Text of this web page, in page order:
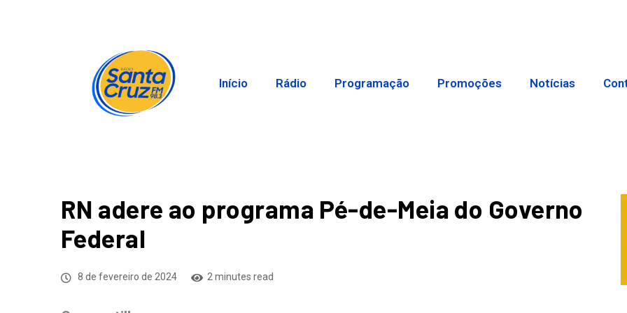
Início Rádio Programação Promoções Notícias
RN adere ao programa Pé-de-Meia do Governo
Federal
8 de fevereiro de 2024 2 minutes read